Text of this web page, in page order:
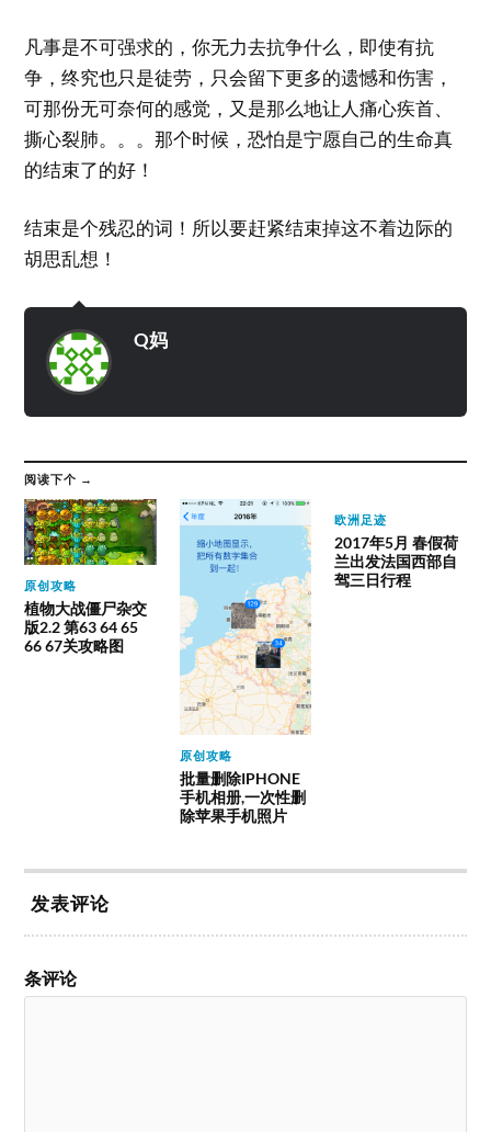
凡事是不可强求的，你无力去抗争什么，即使有抗
争，终究也只是徒劳，只会留下更多的遗憾和伤害，
可那份无可奈何的感觉，又是那么地让人痛心疾首、
撕心裂肺。。。那个时候，恐怕是宁愿自己的生命真
的结束了的好！
结束是个残忍的词！所以要赶紧结束掉这不着边际的
胡思乱想！
Q妈
阅读下个 →
原创攻略
植物大战僵尸杂交
版2.2 第63 64 65
66 67关攻略图
原创攻略
批量删除IPHONE
手机相册,一次性删
除苹果手机照片
欧洲足迹
2017年5月 春假荷
兰出发法国西部自
驾三日行程
发表评论
条评论